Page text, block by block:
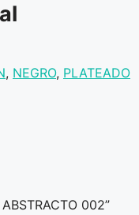
, NEGRO, PLATEADO
002”